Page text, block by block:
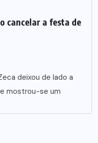
cancelar a festa de
deixou de lado a
mostrou-se um